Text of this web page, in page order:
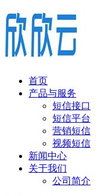
首页
产品与服务
短信接口
短信平台
营销短信
视频短信
新闻中心
关于我们
公司简介